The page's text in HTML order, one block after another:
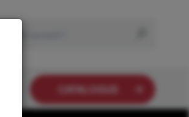
CATALOGUS